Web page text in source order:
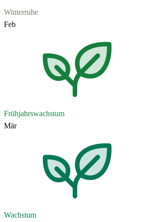
Winterruhe
Feb
Frühjahrswachstum
Mär
Wachstum